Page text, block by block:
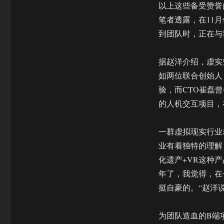
以上这些备受赞
笔者透露，在11
到团队时，正在
据赵洋介绍，虚
如两位联合创始
验，而CTO崔磊
的人机交互项目
一群虚拟现实行
业有着独特的理
化遗产+VR这种
年了，我觉得，
挺自豪的。“赵洋
为团队造血的B端